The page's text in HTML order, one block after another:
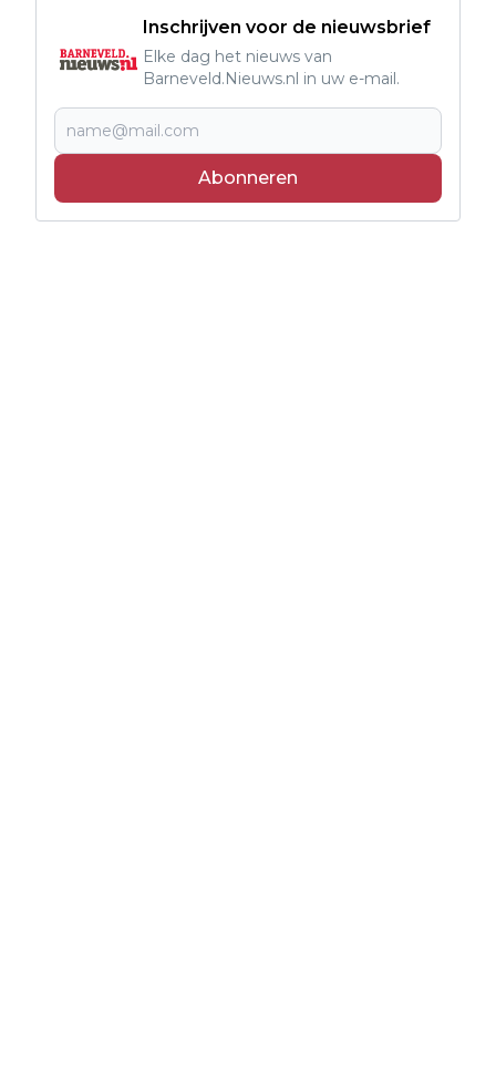
Inschrijven voor de nieuwsbrief
Elke dag het nieuws van
Barneveld.Nieuws.nl in uw e-mail.
Abonneren